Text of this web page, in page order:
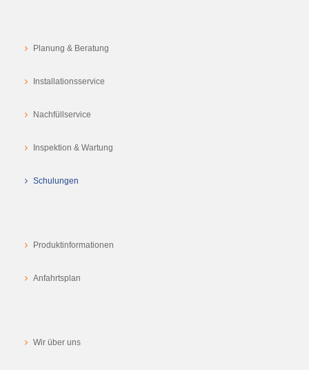
Planung & Beratung
Installationsservice
Nachfüllservice
Inspektion & Wartung
Schulungen
Produktinformationen
Anfahrtsplan
Wir über uns